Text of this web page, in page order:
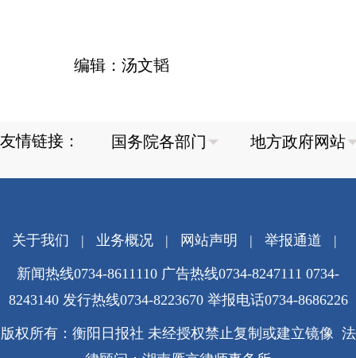
编辑：汤文韬
友情链接：
关于我们 | 业务概况| 网站声明 | 举报通道 |
新闻热线0734-8611110 广告热线0734-8247111 0734-
8243140 发行热线0734-8223670 举报电话0734-8686226
版权所有：衡阳日报社 未经授权禁止复制或建立镜像 法